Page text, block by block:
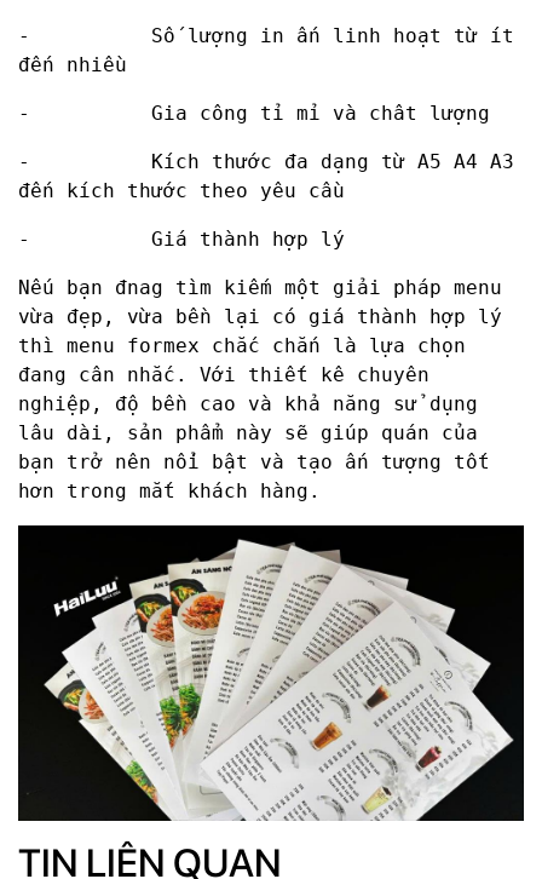
- Số lượng in ấn linh hoạt từ ít
đến nhiều
- Gia công tỉ mỉ và chât lượng
- Kích thước đa dạng từ A5 A4 A3
đến kích thước theo yêu cầu
- Giá thành hợp lý
Nếu bạn đnag tìm kiếm một giải pháp menu
vừa đẹp, vừa bền lại có giá thành hợp lý
thì menu formex chắc chắn là lựa chọn
đang cân nhắc. Với thiết kê chuyên
nghiệp, độ bền cao và khả năng sử dụng
lâu dài, sản phẩm này sẽ giúp quán của
bạn trở nên nổi bật và tạo ấn tượng tốt
hơn trong mắt khách hàng.
TIN LIÊN QUAN